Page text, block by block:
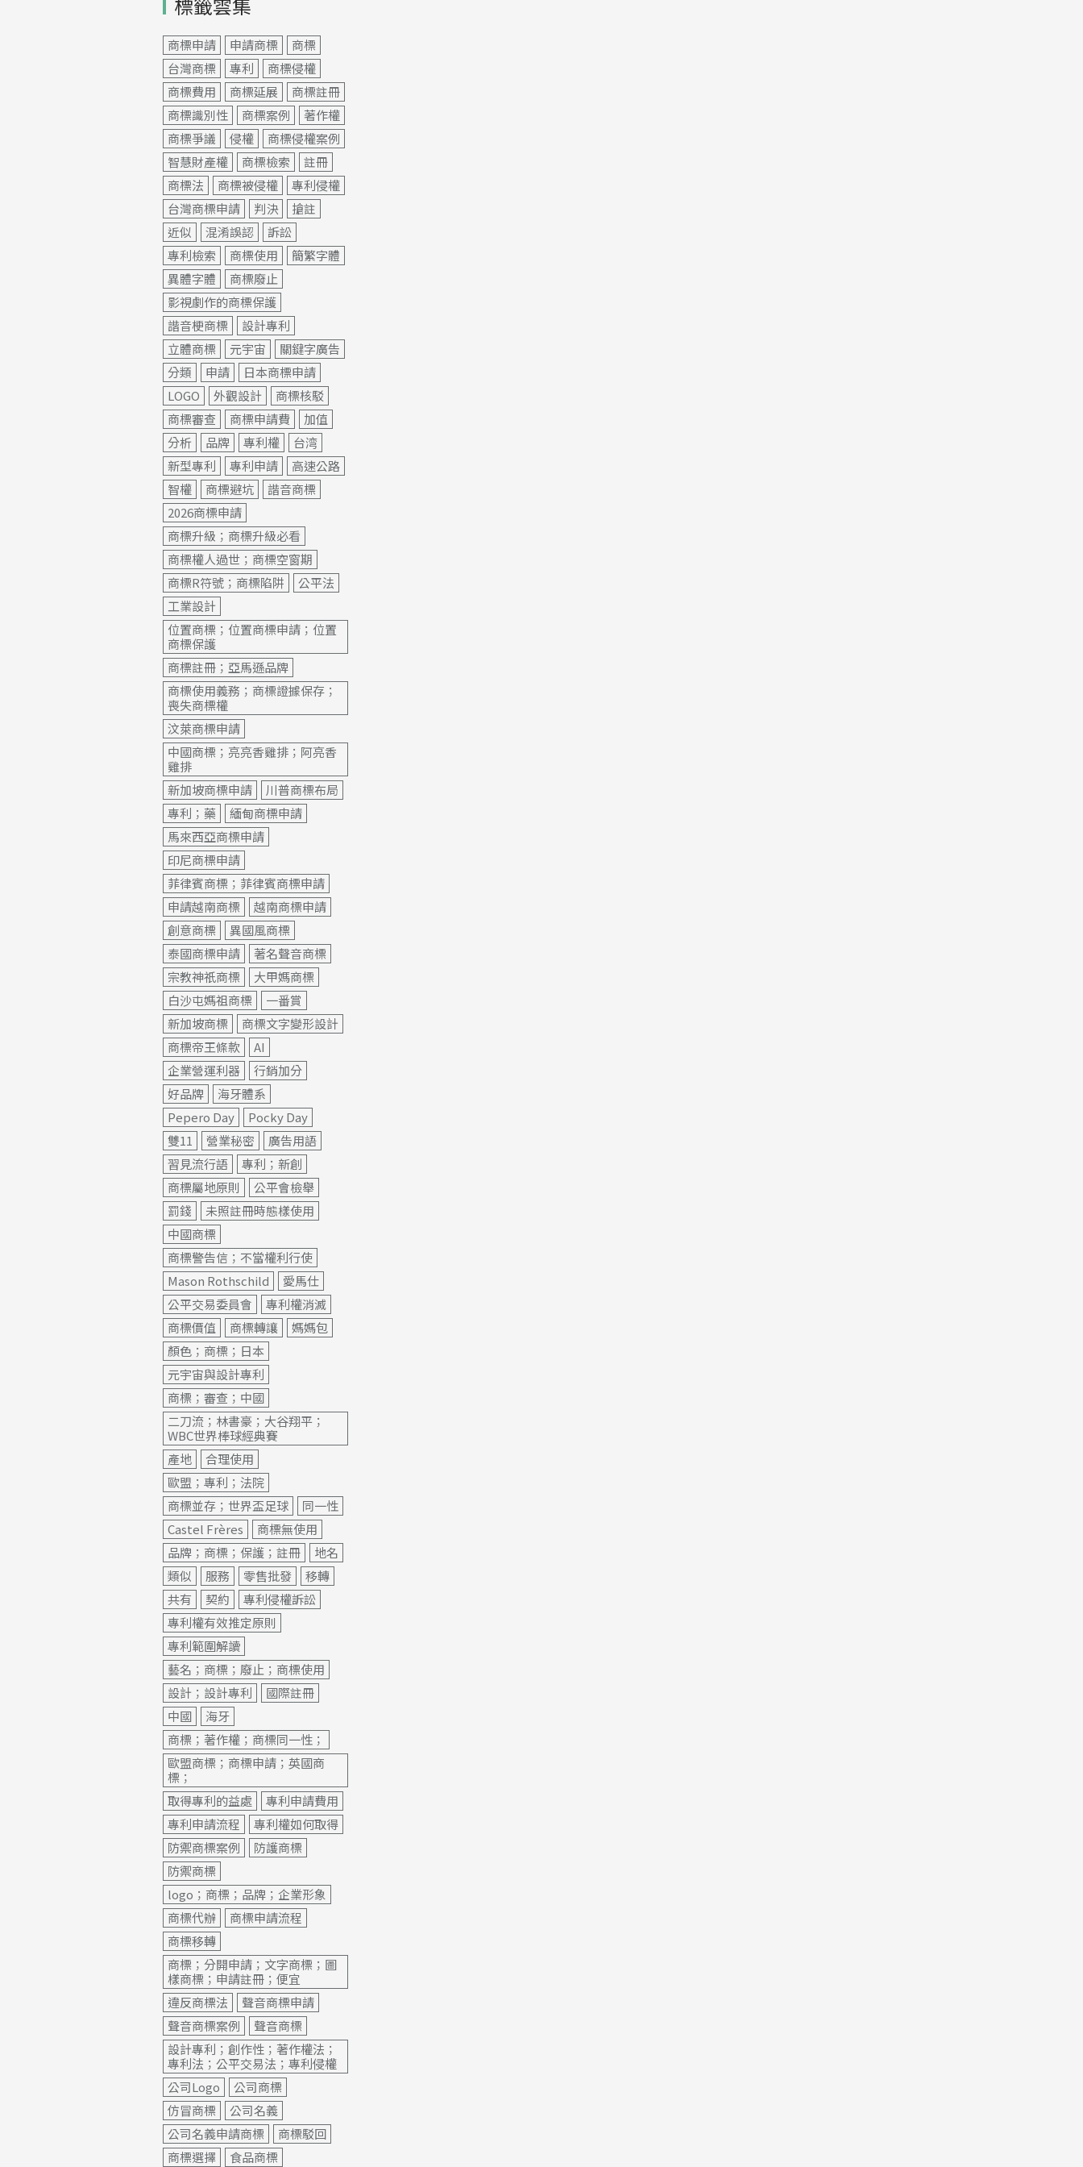
商標申請 申請商標
商標
台灣商標
專利
商標侵權
商標費用
商標延展
商標註冊
商標識別性
商標案例
著作權
商標爭議
侵權
商標侵權案例
智慧財產權
商標檢索
註冊
商標法
商標被侵權
專利侵權
台灣商標申請
判決
搶註
近似
混淆誤認
訴訟
專利檢索
商標使用
簡繁字體
異體字體
商標廢止
影視劇作的商標保護
諧音梗商標
設計專利
立體商標
元宇宙
關鍵字廣告
分類
申請
日本商標申請
LOGO
外觀設計
商標核駁
商標審查
商標申請費
加值
分析
品牌 專利權
台湾
新型專利
專利申請
高速公路
智權
商標避坑
諧音商標
2026商標申請
商標升級；商標升級必看
商標權人過世；商標空窗期
商標R符號；商標陷阱
公平法
工業設計
位置商標；位置商標申請；位置
商標保護
商標註冊；亞馬遜品牌
商標使用義務；商標證據保存；
喪失商標權
汶萊商標申請
中國商標；亮亮香雞排；阿亮香
雞排
新加坡商標申請
川普商標布局
專利；藥
緬甸商標申請
馬來西亞商標申請
印尼商標申請
菲律賓商標；菲律賓商標申請
申請越南商標
越南商標申請
創意商標
異國風商標
泰國商標申請
著名聲音商標
宗教神祇商標
大甲媽商標
白沙屯媽祖商標
一番賞
新加坡商標
商標文字變形設計
商標帝王條款
AI
企業營運利器
行銷加分
好品牌
海牙體系
Pepero Day
Pocky Day
雙11
營業秘密
廣告用語
習見流行語
專利；新創
商標屬地原則
公平會檢舉
罰錢
未照註冊時態樣使用
中國商標
商標警告信；不當權利行使
Mason Rothschild
愛馬仕
公平交易委員會
專利權消滅
商標價值
商標轉讓
媽媽包
顏色；商標；日本
元宇宙與設計專利
商標；審查；中國
二刀流；林書豪；大谷翔平；
WBC世界棒球經典賽
產地
合理使用
歐盟；專利；法院
商標並存；世界盃足球
同一性
Castel Frères
商標無使用
品牌；商標；保護；註冊
地名
類似
服務 零售批發
移轉
共有
契約
專利侵權訴訟
專利權有效推定原則
專利範圍解讀
藝名；商標；廢止；商標使用
設計；設計專利
國際註冊
中國
海牙
商標；著作權；商標同一性；
歐盟商標；商標申請；英國商
標；
取得專利的益處
專利申請費用
專利申請流程
專利權如何取得
防禦商標案例
防護商標
防禦商標
logo；商標；品牌；企業形象
商標代辦
商標申請流程
商標移轉
商標；分開申請；文字商標；圖
樣商標；申請註冊；便宜
違反商標法
聲音商標申請
聲音商標案例
聲音商標
設計專利；創作性；著作權法；
專利法；公平交易法；專利侵權
公司Logo
公司商標
仿冒商標
公司名義
公司名義申請商標
商標駁回
商標選擇
食品商標